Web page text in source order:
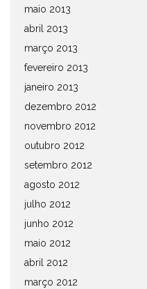
maio 2013
abril 2013
março 2013
fevereiro 2013
janeiro 2013
dezembro 2012
novembro 2012
outubro 2012
setembro 2012
agosto 2012
julho 2012
junho 2012
maio 2012
abril 2012
março 2012